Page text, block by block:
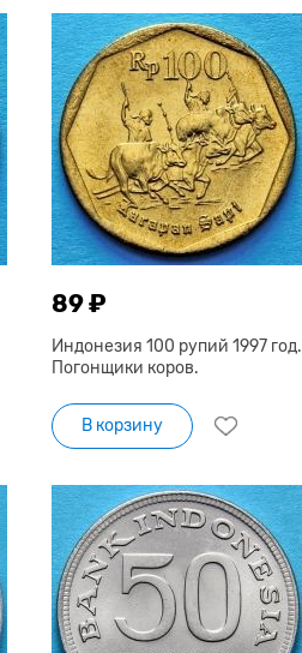
89 ₽
Индонезия 100 рупий 1997 год.
Погонщики коров.
В корзину